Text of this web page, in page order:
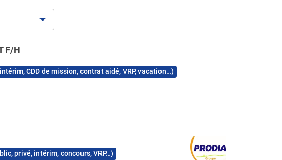
F/H
CDD de mission, contrat aidé, VRP, vacation…)
privé, intérim, concours, VRP…)